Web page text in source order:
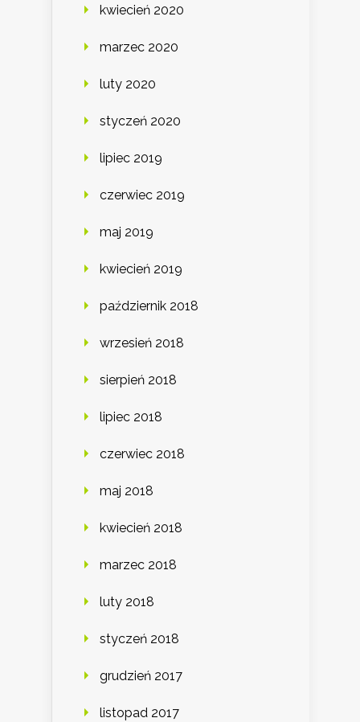
kwiecień 2020
marzec 2020
luty 2020
styczeń 2020
lipiec 2019
czerwiec 2019
maj 2019
kwiecień 2019
październik 2018
wrzesień 2018
sierpień 2018
lipiec 2018
czerwiec 2018
maj 2018
kwiecień 2018
marzec 2018
luty 2018
styczeń 2018
grudzień 2017
listopad 2017